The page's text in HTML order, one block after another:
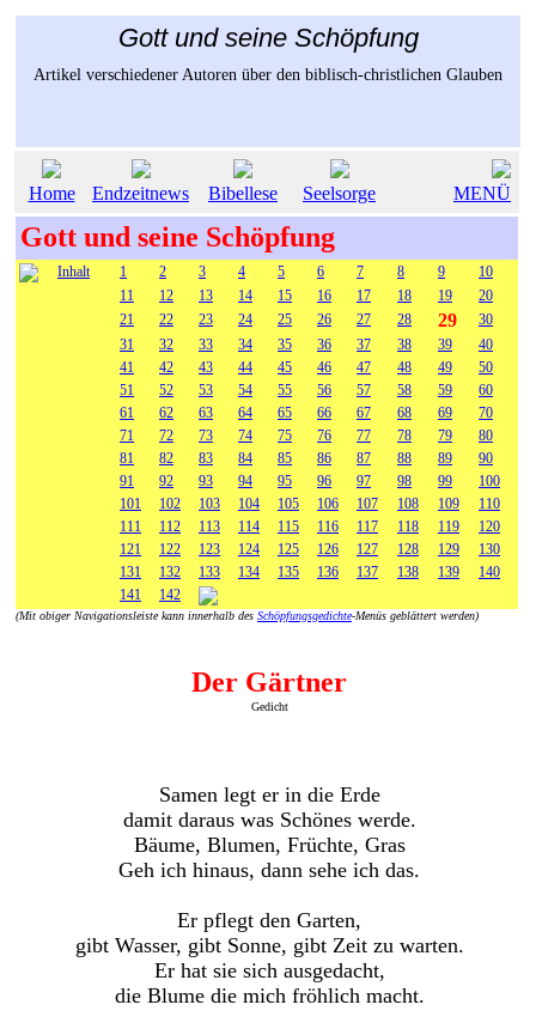
Gott und seine Schöpfung
Artikel verschiedener Autoren über den biblisch-christlichen Glauben
Home Endzeitnews Bibellese Seelsorge MENÜ
Gott und seine Schöpfung
Inhalt 1 2 3 4 5 6 7 8 9
10
11
12 13 14 15 16 17 18 19
20
21
22 23 24 25 26 27 28 29
30
31
32 33 34 35 36 37 38 39
40
41
42 43 44 45 46 47 48 49
50
51
52 53 54 55 56 57 58 59
60
61
62 63 64 65 66 67 68 69
70
71
72 73 74 75 76 77 78 79
80
81
82 83 84 85 86 87 88 89
90
91
92 93 94 95 96 97 98 99
100
101
102 103 104 105 106 107 108 109
110
111
112 113 114 115 116 117 118 119
120
121
122 123 124 125 126 127 128 129
130
131
132 133 134 135 136 137 138 139
140
141
142
(Mit obiger Navigationsleiste kann innerhalb des Schöpfungsgedichte-Menüs geblättert werden)
Der Gärtner
Gedicht
Samen legt er in die Erde
damit daraus was Schönes werde.
Bäume, Blumen, Früchte, Gras
Geh ich hinaus, dann sehe ich das.
Er pflegt den Garten,
gibt Wasser, gibt Sonne, gibt Zeit zu warten.
Er hat sie sich ausgedacht,
die Blume die mich fröhlich macht.